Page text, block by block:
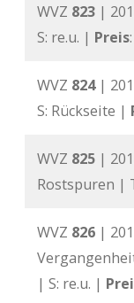
WVZ 823 |
S: re.u. | Preis
WVZ 824 |
S: Rückseite |
WVZ 825 |
Rostspuren |
WVZ 826 |
| S: re.u. |